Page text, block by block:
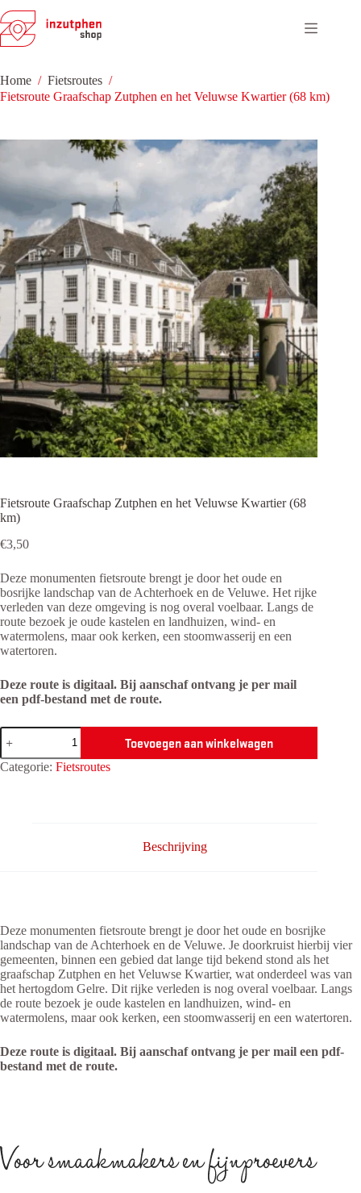
naar
de
inhoud
Home / Fietsroutes /
Fietsroute Graafschap Zutphen en het Veluwse Kwartier (68 km)
Fietsroute Graafschap Zutphen en het Veluwse Kwartier (68
km)
€3,50
Deze monumenten fietsroute brengt je door het oude en
bosrijke landschap van de Achterhoek en de Veluwe. Het rijke
verleden van deze omgeving is nog overal voelbaar. Langs de
route bezoek je oude kastelen en landhuizen, wind- en
watermolens, maar ook kerken, een stoomwasserij en een
watertoren.
Deze route is digitaal. Bij aanschaf ontvang je per mail
een pdf-bestand met de route.
Fietsroute
Graafschap
Zutphen
en
Toevoegen aan winkelwagen
Categorie: Fietsroutes
Beschrijving
Deze monumenten fietsroute brengt je door het oude en bosrijke
landschap van de Achterhoek en de Veluwe. Je doorkruist hierbij vier
gemeenten, binnen een gebied dat lange tijd bekend stond als het
graafschap Zutphen en het Veluwse Kwartier, wat onderdeel was van
het hertogdom Gelre. Dit rijke verleden is nog overal voelbaar. Langs
de route bezoek je oude kastelen en landhuizen, wind- en
watermolens, maar ook kerken, een stoomwasserij en een watertoren.
Deze route is digitaal. Bij aanschaf ontvang je per mail een pdf-
bestand met de route.